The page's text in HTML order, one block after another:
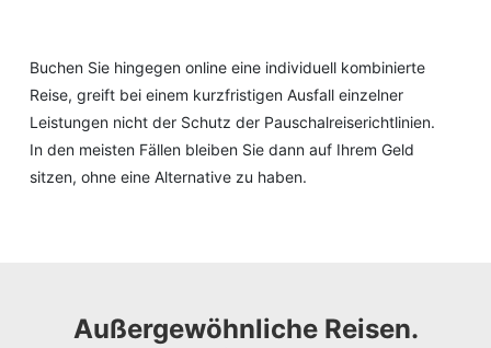
Buchen Sie hingegen online eine individuell kombinierte
Reise, greift bei einem kurzfristigen Ausfall einzelner
Leistungen nicht der Schutz der Pauschalreiserichtlinien.
In den meisten Fällen bleiben Sie dann auf Ihrem Geld
sitzen, ohne eine Alternative zu haben.
Außergewöhnliche Reisen.